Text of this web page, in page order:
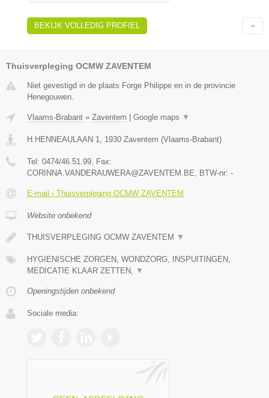
BEKIJK VOLLEDIG PROFIEL
Thuisverpleging OCMW ZAVENTEM
Niet gevestigd in de plaats Forge Philippe en in de provincie
Henegouwen.
Vlaams-Brabant » Zaventem Google maps ▼
H.HENNEAULAAN 1, 1930 Zaventem (Vlaams-Brabant)
Tel: 0474/46.51.99, Fax:
CORINNA.VANDERAUWERA@ZAVENTEM.BE, BTW-nr: -
E-mail › Thuisverpleging OCMW ZAVENTEM
Website onbekend
THUISVERPLEGING OCMW ZAVENTEM ▼
HYGIENISCHE ZORGEN, WONDZORG, INSPUITINGEN,
MEDICATIE KLAAR ZETTEN, ▼
Openingstijden onbekend
Sociale media: